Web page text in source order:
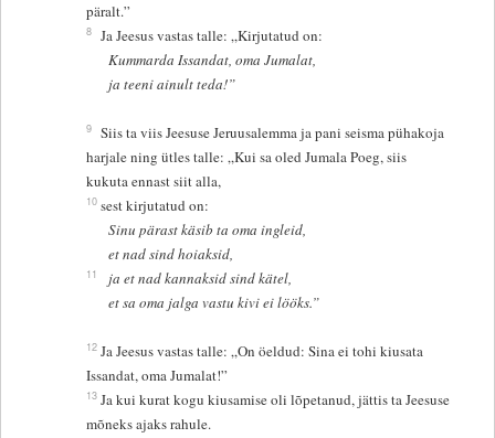
päralt.”
8 Ja Jeesus vastas talle: „Kirjutatud on:
Kummarda Issandat, oma Jumalat,
ja teeni ainult teda!”
9 Siis ta viis Jeesuse Jeruusalemma ja pani seisma pühakoja
harjale ning ütles talle: „Kui sa oled Jumala Poeg, siis
kukuta ennast siit alla,
10 sest kirjutatud on:
Sinu pärast käsib ta oma ingleid,
et nad sind hoiaksid,
11
ja et nad kannaksid sind kätel,
et sa oma jalga vastu kivi ei lööks.”
12 Ja Jeesus vastas talle: „On öeldud: Sina ei tohi kiusata
Issandat, oma Jumalat!”
13 Ja kui kurat kogu kiusamise oli lõpetanud, jättis ta Jeesuse
mõneks ajaks rahule.